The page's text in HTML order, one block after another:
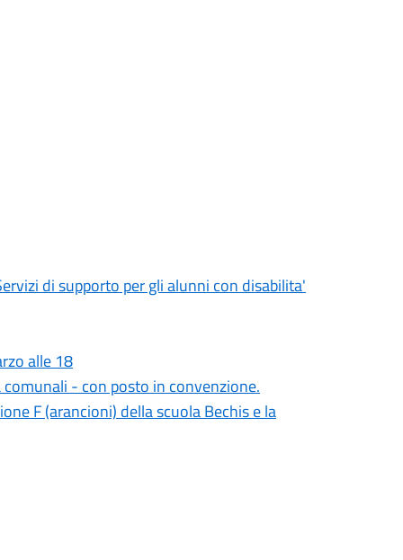
di supporto per gli alunni con disabilita'
alle 18
- con posto in convenzione.
F (arancioni) della scuola Bechis e la